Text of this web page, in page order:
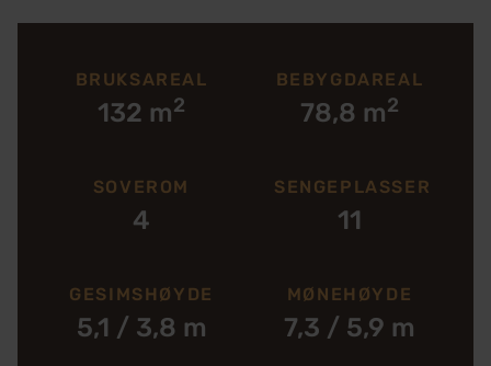
BRUKSAREAL
132 m2
BEBYGDAREAL
78,8 m2
SOVEROM
4
SENGEPLASSER
11
GESIMSHØYDE
5,1 / 3,8 m
MØNEHØYDE
7,3 / 5,9 m